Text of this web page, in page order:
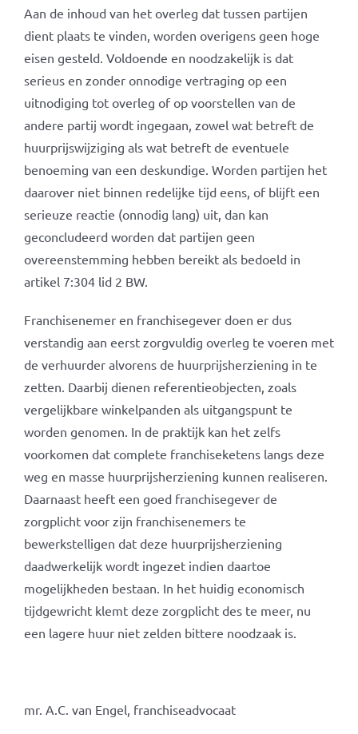
Aan de inhoud van het overleg dat tussen partijen
dient plaats te vinden, worden overigens geen hoge
eisen gesteld. Voldoende en noodzakelijk is dat
serieus en zonder onnodige vertraging op een
uitnodiging tot overleg of op voorstellen van de
andere partij wordt ingegaan, zowel wat betreft de
huurprijswijziging als wat betreft de eventuele
benoeming van een deskundige. Worden partijen het
daarover niet binnen redelijke tijd eens, of blijft een
serieuze reactie (onnodig lang) uit, dan kan
geconcludeerd worden dat partijen geen
overeenstemming hebben bereikt als bedoeld in
artikel 7:304 lid 2 BW.
Franchisenemer en franchisegever doen er dus
verstandig aan eerst zorgvuldig overleg te voeren met
de verhuurder alvorens de huurprijsherziening in te
zetten. Daarbij dienen referentieobjecten, zoals
vergelijkbare winkelpanden als uitgangspunt te
worden genomen. In de praktijk kan het zelfs
voorkomen dat complete franchiseketens langs deze
weg en masse huurprijsherziening kunnen realiseren.
Daarnaast heeft een goed franchisegever de
zorgplicht voor zijn franchisenemers te
bewerkstelligen dat deze huurprijsherziening
daadwerkelijk wordt ingezet indien daartoe
mogelijkheden bestaan. In het huidig economisch
tijdgewricht klemt deze zorgplicht des te meer, nu
een lagere huur niet zelden bittere noodzaak is.
mr. A.C. van Engel, franchiseadvocaat